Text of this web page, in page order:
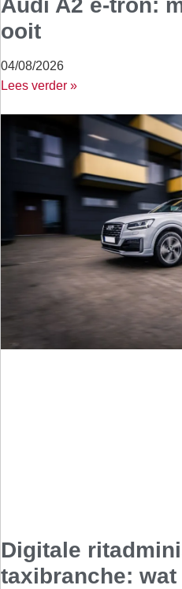
Audi A2 e-tron:
ooit
04/08/2026
Lees verder »
Digitale
taxibranche: